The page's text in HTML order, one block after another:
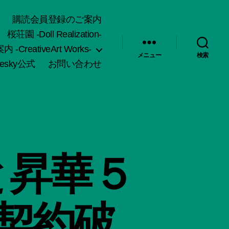
購読会員登録のご案内
桜荘園 -Doll Realization-
内 -CreativeArt Works-
公式
お問い合わせ
メニュー 検索
華５